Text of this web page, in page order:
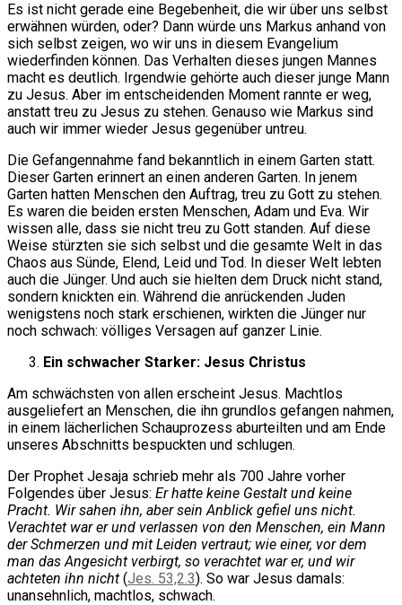
Es ist nicht gerade eine Begebenheit, die wir über uns selbst
erwähnen würden, oder? Dann würde uns Markus anhand von
sich selbst zeigen, wo wir uns in diesem Evangelium
wiederfinden können. Das Verhalten dieses jungen Mannes
macht es deutlich. Irgendwie gehörte auch dieser junge Mann
zu Jesus. Aber im entscheidenden Moment rannte er weg,
anstatt treu zu Jesus zu stehen. Genauso wie Markus sind
auch wir immer wieder Jesus gegenüber untreu.
Die Gefangennahme fand bekanntlich in einem Garten statt.
Dieser Garten erinnert an einen anderen Garten. In jenem
Garten hatten Menschen den Auftrag, treu zu Gott zu stehen.
Es waren die beiden ersten Menschen, Adam und Eva. Wir
wissen alle, dass sie nicht treu zu Gott standen. Auf diese
Weise stürzten sie sich selbst und die gesamte Welt in das
Chaos aus Sünde, Elend, Leid und Tod. In dieser Welt lebten
auch die Jünger. Und auch sie hielten dem Druck nicht stand,
sondern knickten ein. Während die anrückenden Juden
wenigstens noch stark erschienen, wirkten die Jünger nur
noch schwach: völliges Versagen auf ganzer Linie.
Ein schwacher Starker: Jesus Christus
Am schwächsten von allen erscheint Jesus. Machtlos
ausgeliefert an Menschen, die ihn grundlos gefangen nahmen,
in einem lächerlichen Schauprozess aburteilten und am Ende
unseres Abschnitts bespuckten und schlugen.
Der Prophet Jesaja schrieb mehr als 700 Jahre vorher
Folgendes über Jesus: Er hatte keine Gestalt und keine
Pracht. Wir sahen ihn, aber sein Anblick gefiel uns nicht.
Verachtet war er und verlassen von den Menschen, ein Mann
der Schmerzen und mit Leiden vertraut; wie einer, vor dem
man das Angesicht verbirgt, so verachtet war er, und wir
achteten ihn nicht (Jes. 53,2.3). So war Jesus damals:
unansehnlich, machtlos, schwach.